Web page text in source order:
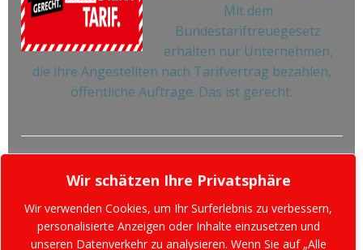
Wir schätzen Ihre Privatsphäre
Wir verwenden Cookies, um Ihr Surferlebnis zu verbessern,
personalisierte Anzeigen oder Inhalte einzusetzen und
unseren Datenverkehr zu analysieren. Wenn Sie auf „Alle
Mit dem
Bundestariftreuegesetz
erhalten nur Unternehmen,
die ihre Angestellten nach Tarifvertrag bezahlen,
öffentliche Aufträge. Das ist gerecht.